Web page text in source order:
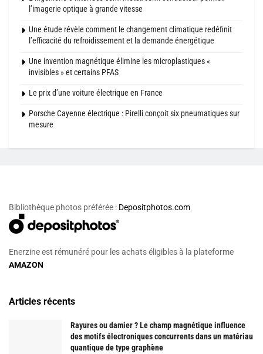
l’imagerie optique à grande vitesse
Une étude révèle comment le changement climatique redéfinit
l’efficacité du refroidissement et la demande énergétique
Une invention magnétique élimine les microplastiques «
invisibles » et certains PFAS
Le prix d’une voiture électrique en France
Porsche Cayenne électrique : Pirelli conçoit six pneumatiques sur
mesure
Bibliothèque photos préférée : Depositphotos.com
Enerzine est rémunéré pour les achats éligibles à la plateforme
AMAZON
Articles récents
Rayures ou damier ? Le champ magnétique influence
des motifs électroniques concurrents dans un matériau
quantique de type graphène